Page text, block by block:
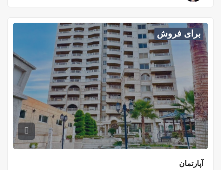
برای فروش
آپارتمان